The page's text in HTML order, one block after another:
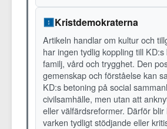
Kristdemokraterna
Artikeln handlar om kultur och
har ingen tydlig koppling till
familj, vård och trygghet. Den
gemenskap och förståelse kan
KD:s betoning på social
civilsamhälle, men utan att
eller välfärdsreformer. Därför
varken tydligt stödjande eller